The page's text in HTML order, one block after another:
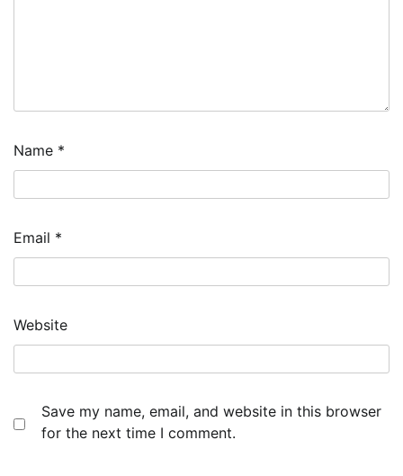
Name *
Email *
Website
Save my name, email, and website in this browser
for the next time I comment.